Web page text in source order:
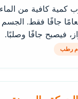
كمية كافية من
جافًا فقط.
فيصبح جافًا وصلبًا.
رطب